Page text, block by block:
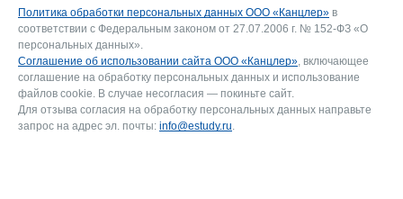
Политика обработки персональных данных ООО «Канцлер» в
соответствии с Федеральным законом от 27.07.2006 г. № 152-ФЗ «О
персональных данных».
Соглашение об использовании сайта ООО «Канцлер», включающее
соглашение на обработку персональных данных и использование
файлов cookie. В случае несогласия — покиньте сайт.
Для отзыва согласия на обработку персональных данных направьте
запрос на адрес эл. почты: info@estudy.ru.